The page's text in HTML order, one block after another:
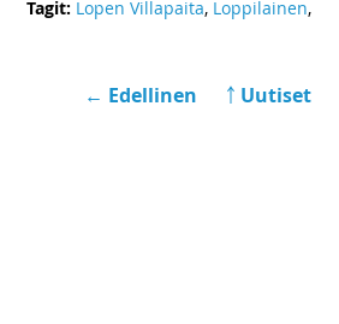
Tagit: Lopen Villapaita, Loppilainen,
← Edellinen ￪ Uutiset